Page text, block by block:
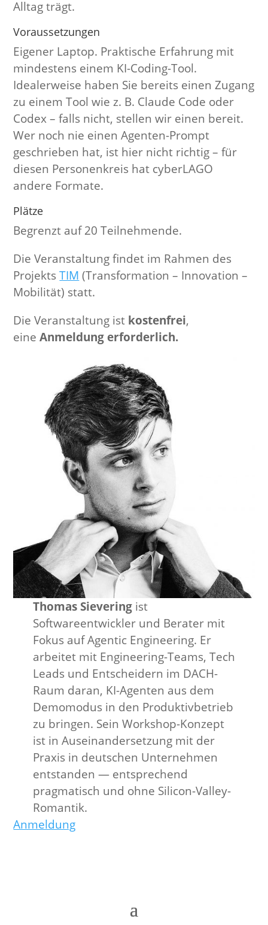
Alltag trägt.
Voraussetzungen
Eigener Laptop. Praktische Erfahrung mit
mindestens einem KI-Coding-Tool.
Idealerweise haben Sie bereits einen Zugang
zu einem Tool wie z. B. Claude Code oder
Codex – falls nicht, stellen wir einen bereit.
Wer noch nie einen Agenten-Prompt
geschrieben hat, ist hier nicht richtig – für
diesen Personenkreis hat cyberLAGO
andere Formate.
Plätze
Begrenzt auf 20 Teilnehmende.
Die Veranstaltung findet im Rahmen des
ProjektsTIM (Transformation – Innovation –
Mobilität) statt.
Die Veranstaltung ist kostenfrei,
eineAnmeldung erforderlich.
Thomas Sieveringist
Softwareentwickler und Berater mit
Fokus auf Agentic Engineering. Er
arbeitet mit Engineering-Teams, Tech
Leads und Entscheidern im DACH-
Raum daran, KI-Agenten aus dem
Demomodus in den Produktivbetrieb
zu bringen. Sein Workshop-Konzept
ist in Auseinandersetzung mit der
Praxis in deutschen Unternehmen
entstanden — entsprechend
pragmatisch und ohne Silicon-Valley-
Romantik.
Anmeldung